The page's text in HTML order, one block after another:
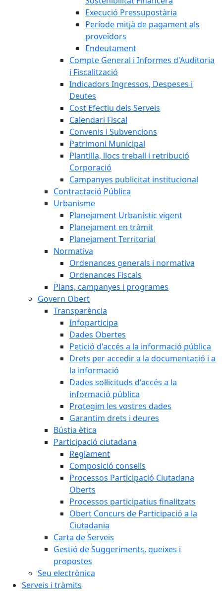
Execució Pressupostària
Període mitjà de pagament als
proveïdors
Endeutament
Compte General i Informes d'Auditoria
i Fiscalització
Indicadors Ingressos, Despeses i
Deutes
Cost Efectiu dels Serveis
Calendari Fiscal
Convenis i Subvencions
Patrimoni Municipal
Plantilla, llocs treball i retribució
Corporació
Campanyes publicitat institucional
Contractació Pública
Urbanisme
Planejament Urbanístic vigent
Planejament en tràmit
Planejament Territorial
Normativa
Ordenances generals i normativa
Ordenances Fiscals
Plans, campanyes i programes
Govern Obert
Transparència
Infoparticipa
Dades Obertes
Petició d'accés a la informació pública
Drets per accedir a la documentació i a
la informació
Dades sol·licituds d'accés a la
informació pública
Protegim les vostres dades
Garantim drets i deures
Bústia ètica
Participació ciutadana
Reglament
Composició consells
Processos Participació Ciutadana
Oberts
Processos participatius finalitzats
Obert Concurs de Participació a la
Ciutadania
Carta de Serveis
Gestió de Suggeriments, queixes i
propostes
Seu electrònica
Serveis i tràmits